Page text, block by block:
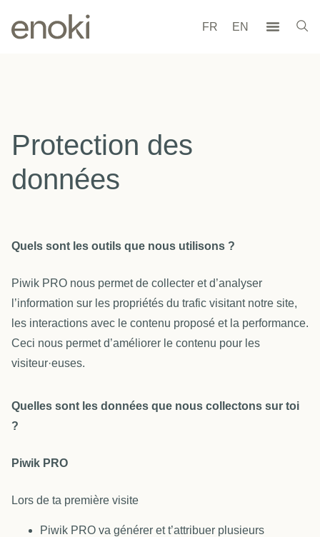
FR EN
Protection des
données
Quels sont les outils que nous utilisons ?
Piwik PRO nous permet de collecter et d’analyser
l’information sur les propriétés du trafic visitant notre site,
les interactions avec le contenu proposé et la performance.
Ceci nous permet d’améliorer le contenu pour les
visiteur·euses.
Quelles sont les données que nous collectons sur toi
?
Piwik PRO
Lors de ta première visite
Piwik PRO va générer et t’attribuer plusieurs